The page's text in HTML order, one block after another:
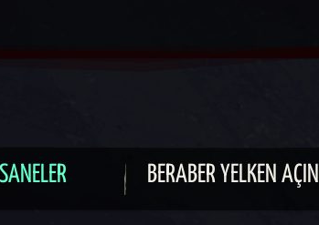
BERABER YELKEN AÇIN